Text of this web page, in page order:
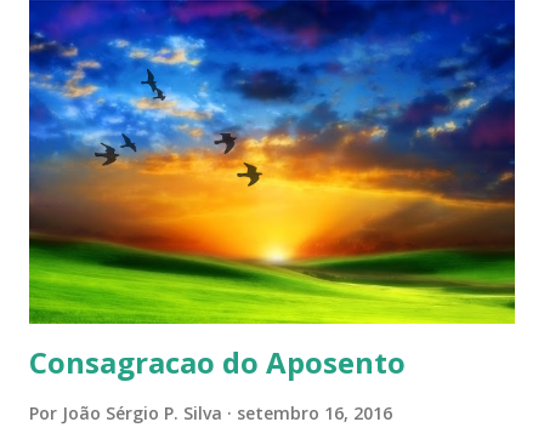
Consagracao do Aposento
Por João Sérgio P. Silva setembro 16, 2016